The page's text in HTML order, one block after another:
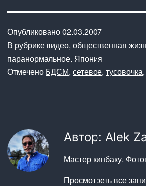
Опубликовано02.03.2007
В рубрике видео, общественная
паранормальное, Япония
Отмечено БДСМ, сетевое, тусовочка,
Автор: Alek
Мастер кинбаку.
Просмотреть все